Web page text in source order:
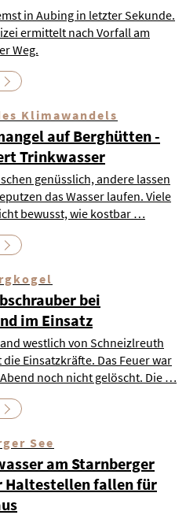
in Aubing in letzter Sekunde.
ermittelt nach Vorfall am
Weg.
Klimawandels
auf Berghütten -
Trinkwasser
genüsslich, andere lassen
das Wasser laufen. Viele
bewusst, wie kostbar …
bei
im Einsatz
westlich von Schneizlreuth
Einsatzkräfte. Das Feuer war
noch nicht gelöscht. Die …
See
am Starnberger
Haltestellen fallen für